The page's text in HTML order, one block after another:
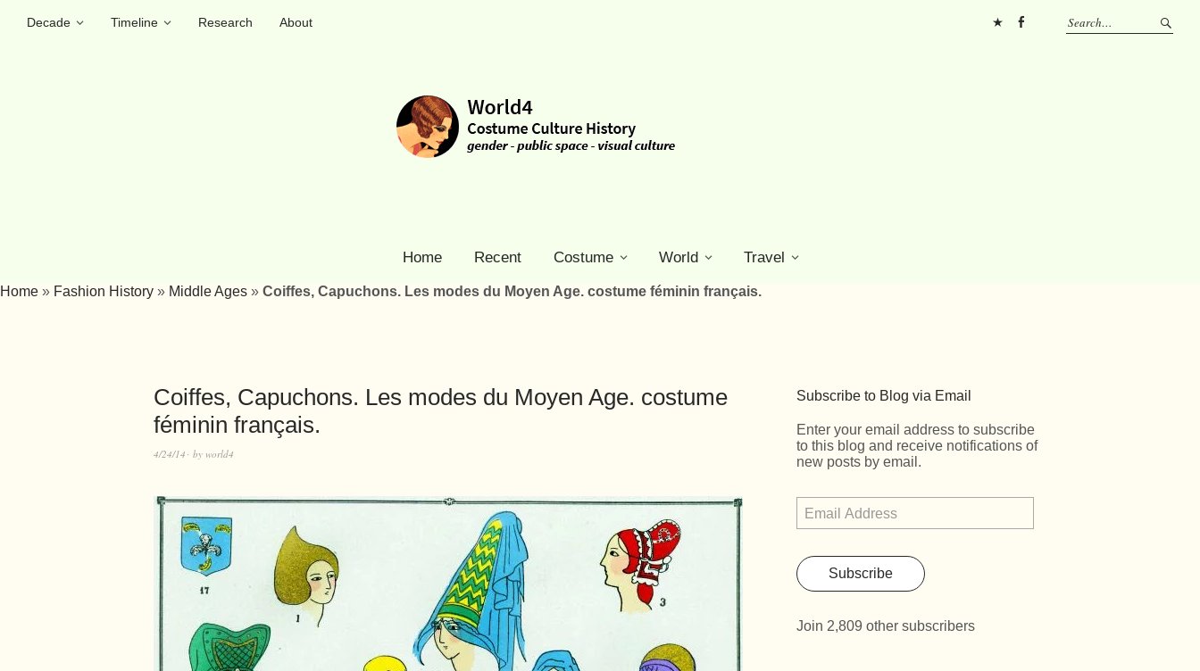
Decade Timeline Research
About
Home Recent Costume World Travel
Home » Fashion History » Middle Ages » Coiffes, Capuchons. Les modes du Moyen Age. costume féminin français.
Coiffes, Capuchons. Les modes du Moyen Age. costume
féminin français.
4/24/14 by world4
Subscribe to Blog via Email
Enter your email address to subscribe
to this blog and receive notifications of
new posts by email.
Subscribe
Join 2,809 other subscribers